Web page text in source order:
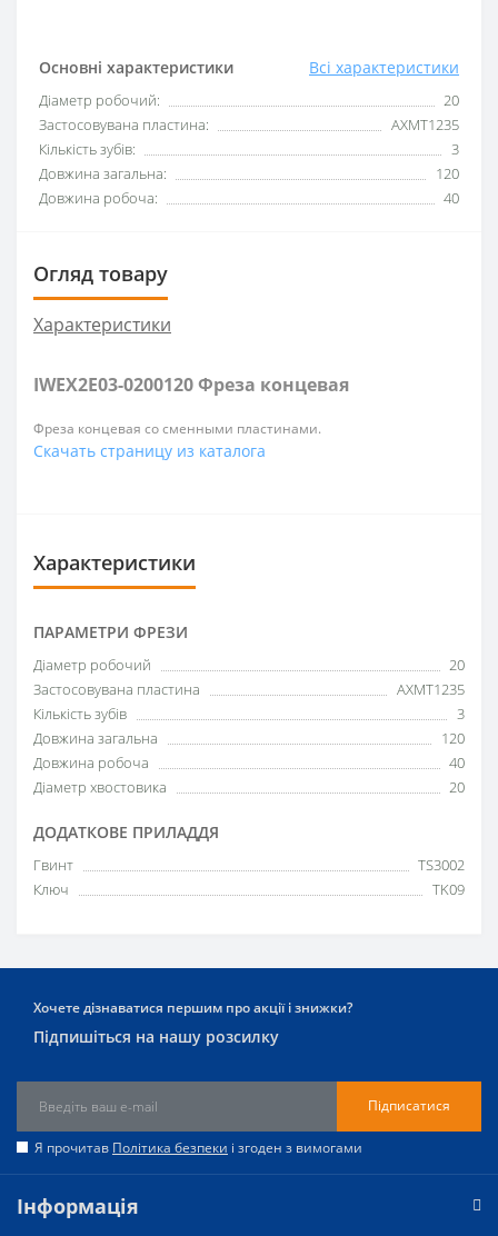
Основні характеристики Всі характеристики
Діаметр робочий:
20
Застосовувана пластина:
AXMT1235
Кількість зубів:
3
Довжина загальна:
120
Довжина робоча:
40
Огляд товару
Характеристики
IWEX2E03-0200120 Фреза концевая
Фреза концевая со сменными пластинами.
Скачать страницу из каталога
Характеристики
ПАРАМЕТРИ ФРЕЗИ
Діаметр робочий
20
Застосовувана пластина
AXMT1235
Кількість зубів
3
Довжина загальна
120
Довжина робоча
40
Діаметр хвостовика
20
ДОДАТКОВЕ ПРИЛАДДЯ
Гвинт
TS3002
Ключ
TK09
Хочете дізнаватися першим про акції і знижки?
Підпишіться на нашу розсилку
Підписатися
Я прочитав Політика безпеки і згоден з вимогами
Інформація